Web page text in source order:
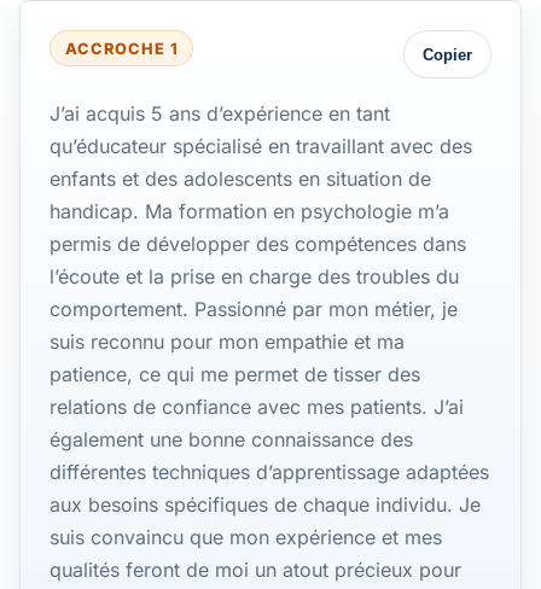
ACCROCHE 1 Copier
J’ai acquis 5 ans d’expérience en tant
qu’éducateur spécialisé en travaillant avec des
enfants et des adolescents en situation de
handicap. Ma formation en psychologie m’a
permis de développer des compétences dans
l’écoute et la prise en charge des troubles du
comportement. Passionné par mon métier, je
suis reconnu pour mon empathie et ma
patience, ce qui me permet de tisser des
relations de confiance avec mes patients. J’ai
également une bonne connaissance des
différentes techniques d’apprentissage adaptées
aux besoins spécifiques de chaque individu. Je
suis convaincu que mon expérience et mes
qualités feront de moi un atout précieux pour